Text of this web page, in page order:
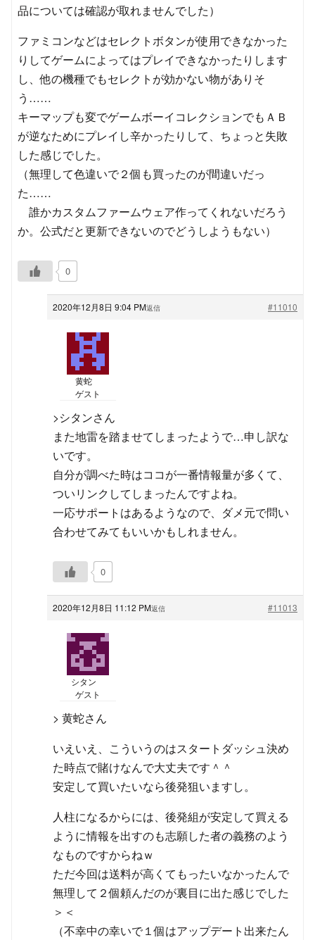
品については確認が取れませんでした）
ファミコンなどはセレクトボタンが使用できなかった
りしてゲームによってはプレイできなかったりします
し、他の機種でもセレクトが効かない物がありそ
う……
キーマップも変でゲームボーイコレクションでもＡＢ
が逆なためにプレイし辛かったりして、ちょっと失敗
した感じでした。
（無理して色違いで２個も買ったのが間違いだっ
た……
誰かカスタムファームウェア作ってくれないだろう
か。公式だと更新できないのでどうしようもない）
0
2020年12月8日 9:04 PM #11010
返信
黄蛇
ゲスト
>シタンさん
また地雷を踏ませてしまったようで…申し訳な
いです。
自分が調べた時はココが一番情報量が多くて、
ついリンクしてしまったんですよね。
一応サポートはあるようなので、ダメ元で問い
合わせてみてもいいかもしれません。
0
2020年12月8日 11:12 PM #11013
返信
シタン
ゲスト
> 黄蛇さん
いえいえ、こういうのはスタートダッシュ決め
た時点で賭けなんで大丈夫です＾＾
安定して買いたいなら後発狙いますし。
人柱になるからには、後発組が安定して買える
ように情報を出すのも志願した者の義務のよう
なものですからねｗ
ただ今回は送料が高くてもったいなかったんで
無理して２個頼んだのが裏目に出た感じでした
＞＜
（不幸中の幸いで１個はアップデート出来たん